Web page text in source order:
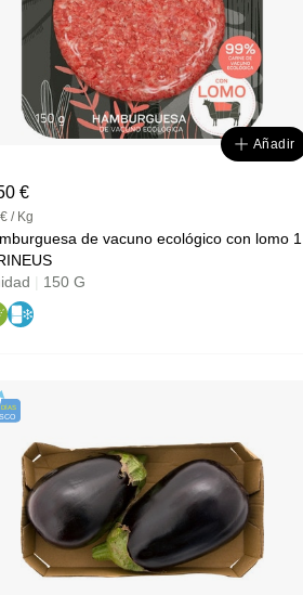
Añadir
€
/ Kg
de vacuno ecológico con lomo 1
150 G
DÍAS